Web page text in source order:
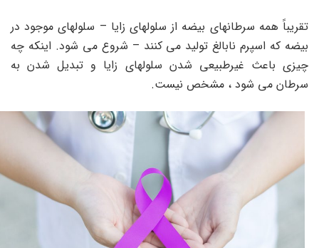
تقریباً همه سرطانهای بیضه از سلولهای زایا – سلولهای موجود در
بیضه که اسپرم نابالغ تولید می کنند – شروع می شود. اینکه چه
چیزی باعث غیرطبیعی شدن سلولهای زایا و تبدیل شدن به
سرطان می شود ، مشخص نیست.